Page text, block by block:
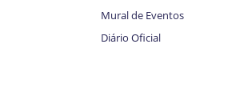
Mural de Eventos
Diário Oficial